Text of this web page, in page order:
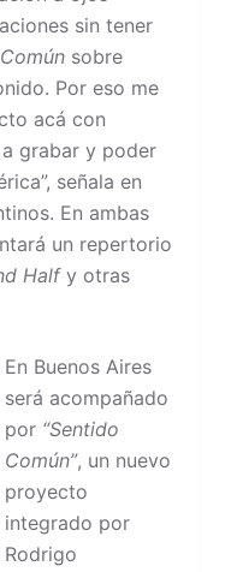
sin tener
sobre
Por eso me
acá con
grabar y poder
señala en
En ambas
un repertorio
Halfy otras
En Buenos Aires
será acompañado
por“Sentido
Común”, un nuevo
proyecto
integrado por
Rodrigo